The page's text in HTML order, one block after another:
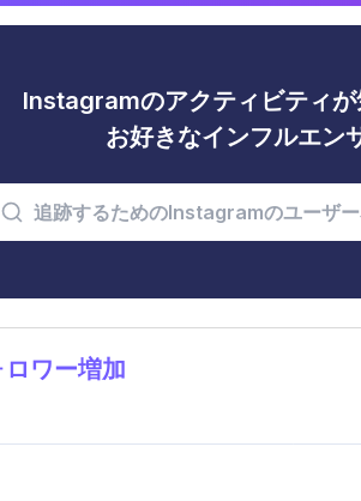
Instagramのアクティビティ
お好きなインフルエン
ワー増加